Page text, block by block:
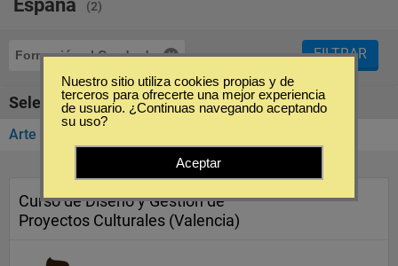
España
(2)
Formación al Cuadrado FILTRAR
Seleccione la categoría
Arte y Diseño
Curso de Diseño y Gestión de
Proyectos Culturales (Valencia)
Nuestro sitio utiliza cookies propias y de
terceros para ofrecerte una mejor experiencia
de usuario. ¿Continuas navegando aceptando
su uso?
Aceptar